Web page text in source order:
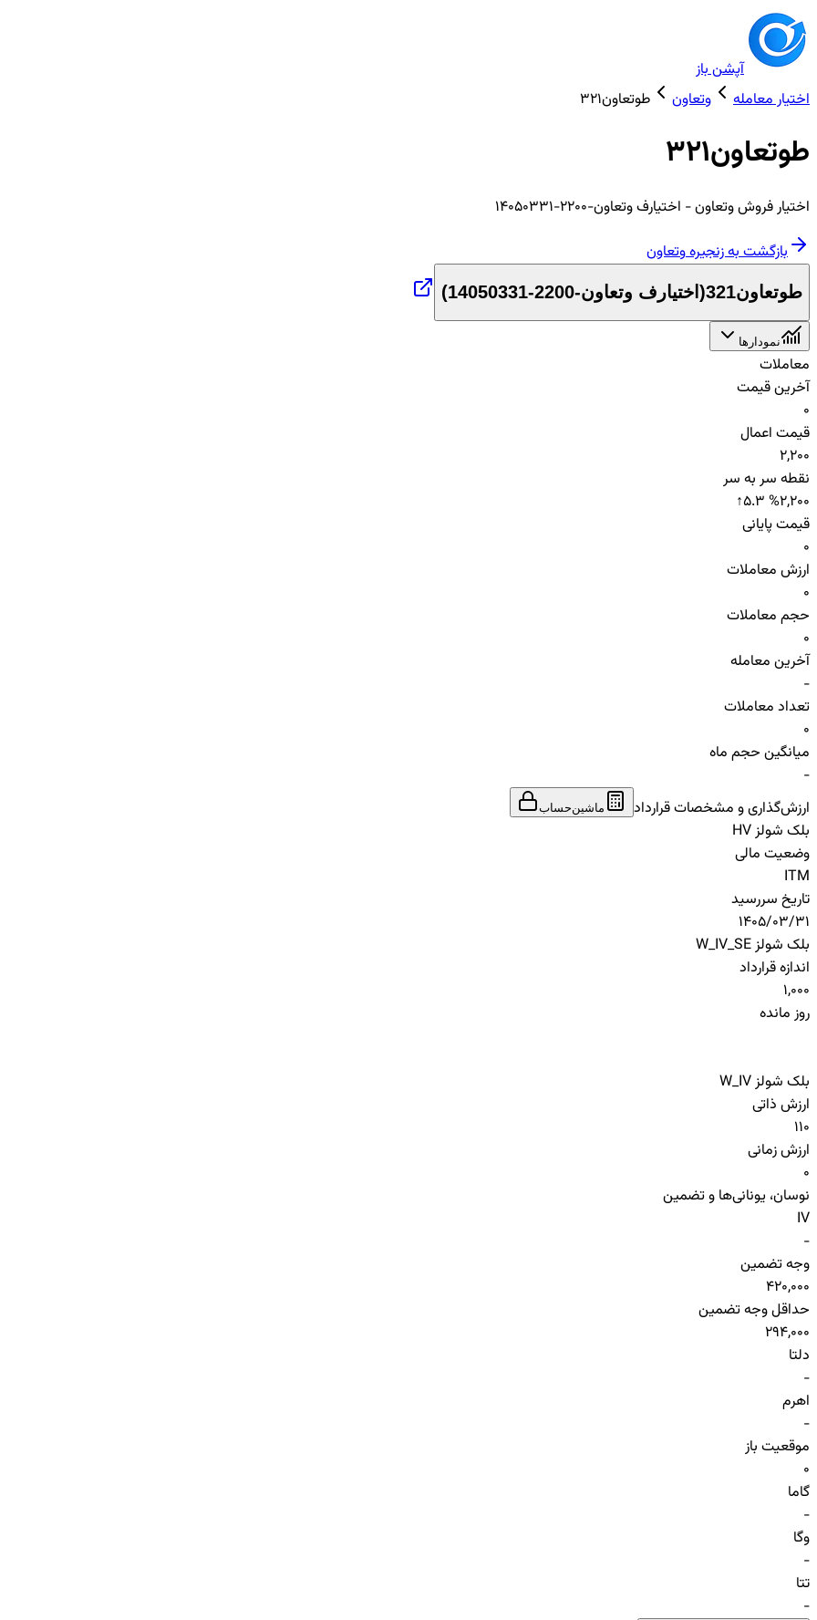
آپشن باز
اختیار معامله
وتعاون طوتعاون321
طوتعاون321
اختیارفروشوتعاون- اختیارف وتعاون-2200-14050331
بازگشت به زنجیرهوتعاون
طوتعاون321 ( اختیارف وتعاون-2200-14050331 )
نمودارها
معاملات
آخرین قیمت
0
قیمت اعمال
2,200
نقطه سر به سر
2,200
↑5.3 %
قیمت پایانی
0
ارزش معاملات
0
حجم معاملات
0
آخرین معامله
-
تعداد معاملات
0
میانگین حجم ماه
-
ارزش‌گذاری و مشخصات قرارداد
ماشین‌حساب
بلک شولز HV
وضعیت مالی
ITM
تاریخ سررسید
1405/03/31
بلک شولز W_IV_SE
اندازه قرارداد
1,000
روز مانده
بلک شولز W_IV
ارزش ذاتی
110
ارزش زمانی
0
نوسان، یونانی‌ها و تضمین
IV
-
وجه تضمین
420,000
حداقل وجه تضمین
294,000
دلتا
-
اهرم
-
موقعیت باز
0
گاما
-
وگا
-
تتا
-